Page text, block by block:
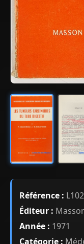
Référence :
Éditeur :
Année : 1971
Catégorie :